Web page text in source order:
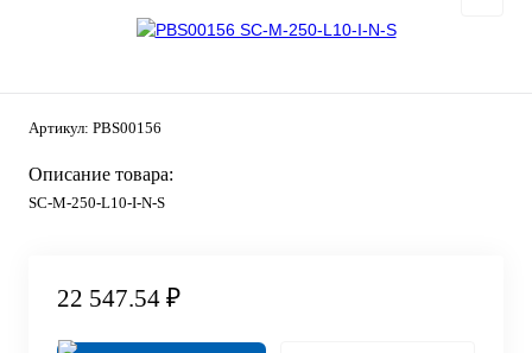
Артикул: PBS00156
Описание товара:
SC-M-250-L10-I-N-S
22 547.54 ₽